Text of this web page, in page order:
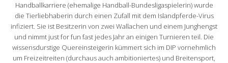
Handballkarriere (ehemalige Handball-Bundesligaspielerin) wurde
die Tierliebhaberin durch einen Zufall mit dem Islandpferde-Virus
infiziert. Sie ist Besitzerin von zwei Wallachen und einem Junghengst
und nimmt just for fun fast jedes Jahr an einigen Turnieren teil. Die
wissensdurstige Quereinsteigerin kümmert sich im DIP vornehmlich
um Freizeitreiten (durchaus auch ambitioniertes) und Breitensport,